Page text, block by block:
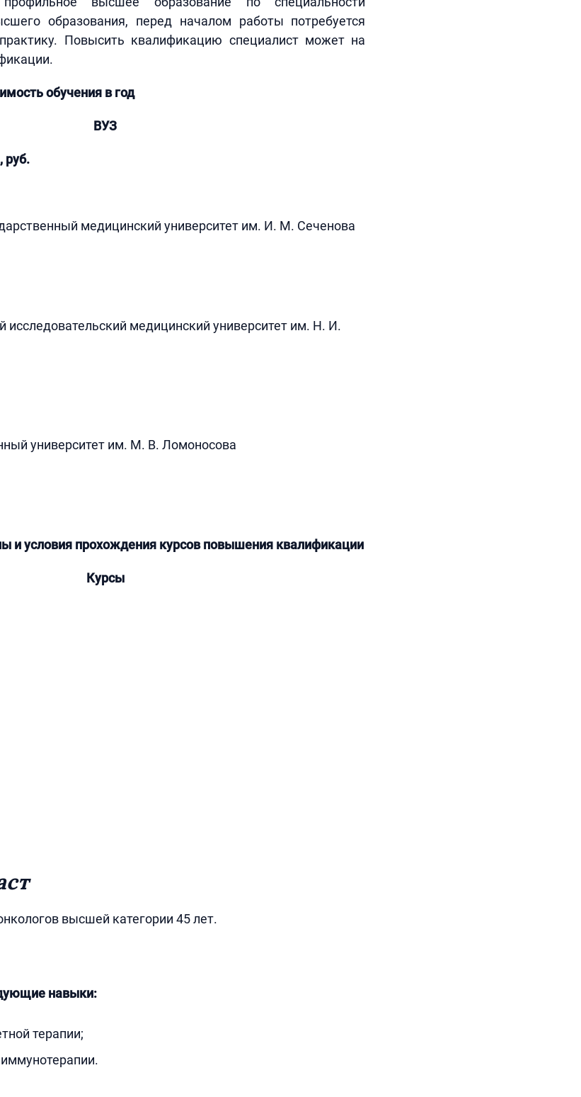
образования, перед началом работы потребуется
Повысить квалификацию специалист может на
обучения в год
ВУЗ
руб.
медицинский университет им. И. М. Сеченова
исследовательский медицинский университет им. Н. И.
университет им. М. В. Ломоносова
и условия прохождения курсов повышения квалификации
Курсы
высшей категории 45 лет.
навыки:
терапии;